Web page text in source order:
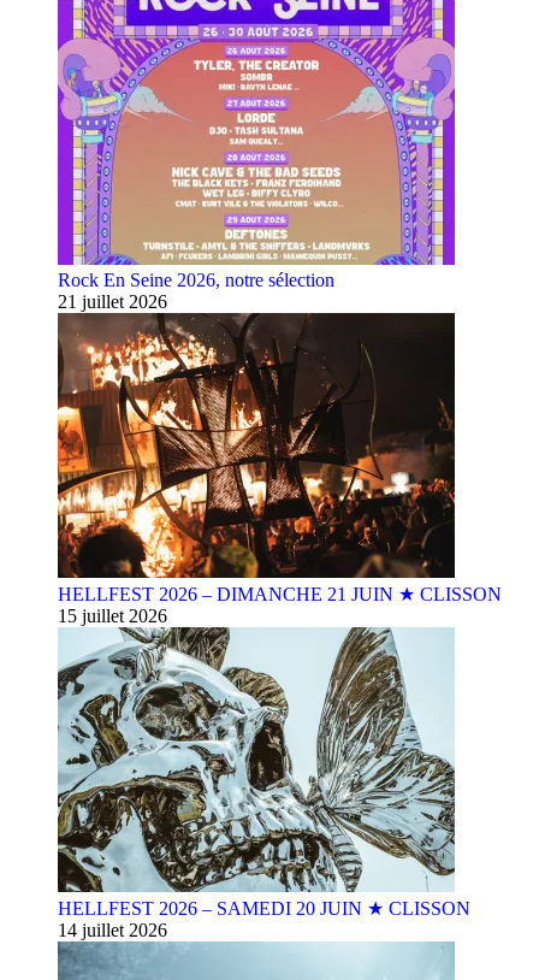
Rock En Seine 2026, notre sélection
21 juillet 2026
HELLFEST 2026 – DIMANCHE 21 JUIN ★ CLISSON
15 juillet 2026
HELLFEST 2026 – SAMEDI 20 JUIN ★ CLISSON
14 juillet 2026